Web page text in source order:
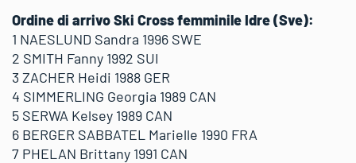
Ordine di arrivo Ski Cross femminile Idre (Sve):
1 NAESLUND Sandra 1996 SWE
2 SMITH Fanny 1992 SUI
3 ZACHER Heidi 1988 GER
4 SIMMERLING Georgia 1989 CAN
5 SERWA Kelsey 1989 CAN
6 BERGER SABBATEL Marielle 1990 FRA
7 PHELAN Brittany 1991 CAN